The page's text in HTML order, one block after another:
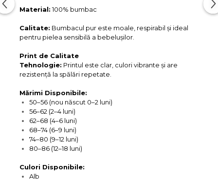
Material:100% bumbac
Calitate: Bumbacul pur este moale, respirabil și ideal
pentru pielea sensibilă a bebelușilor.
Print de Calitate
Tehnologie: Printul este clar, culori vibrante și are
rezistență la spălări repetate.
Mărimi Disponibile:
50–56 (nou născut 0–2 luni)
56–62 (2–4 luni)
62–68 (4–6 luni)
68–74 (6–9 luni)
74–80 (9–12 luni)
80–86 (12–18 luni)
Culori Disponibile:
Alb